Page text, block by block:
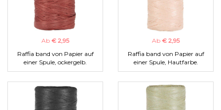
Ab € 2,95
Raffia band von Papier auf
einer Spule, ockergelb.
Ab € 2,95
Raffia band von Papier auf
einer Spule, Hautfarbe.